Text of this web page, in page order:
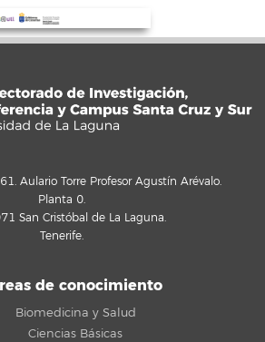
Aulario Torre Profesor Agustín Arévalo.
Planta 0.
San Cristóbal de La Laguna.
Tenerife.
de conocimiento
Biomedicina y Salud
Ciencias Básicas